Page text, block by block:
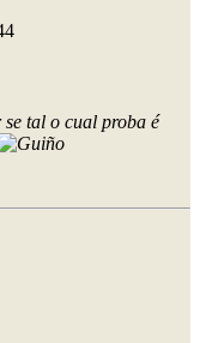
tal o cual proba é